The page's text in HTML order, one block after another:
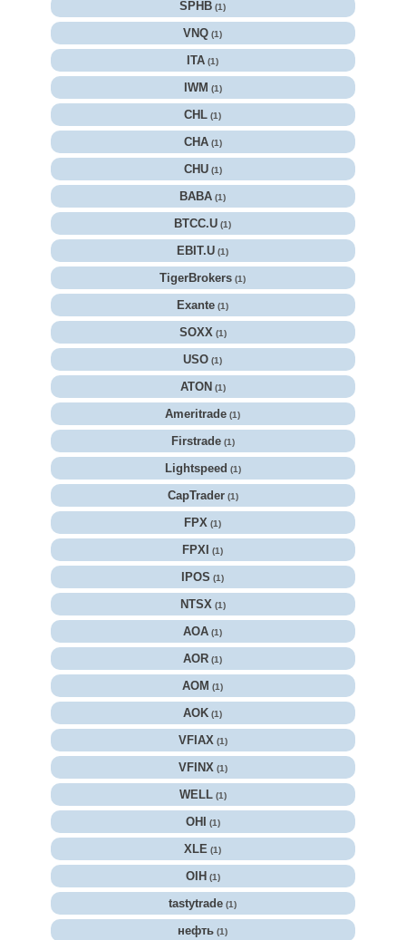
SPHB (1)
VNQ (1)
ITA (1)
IWM (1)
CHL (1)
CHA (1)
CHU (1)
BABA (1)
BTCC.U (1)
EBIT.U (1)
TigerBrokers (1)
Exante (1)
SOXX (1)
USO (1)
ATON (1)
Ameritrade (1)
Firstrade (1)
Lightspeed (1)
CapTrader (1)
FPX (1)
FPXI (1)
IPOS (1)
NTSX (1)
AOA (1)
AOR (1)
AOM (1)
AOK (1)
VFIAX (1)
VFINX (1)
WELL (1)
OHI (1)
XLE (1)
OIH (1)
tastytrade (1)
нефть (1)